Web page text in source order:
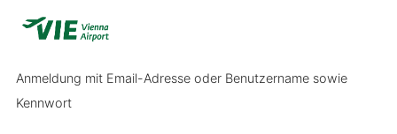
Anmeldung mit Email-Adresse oder Benutzername sowie
Kennwort